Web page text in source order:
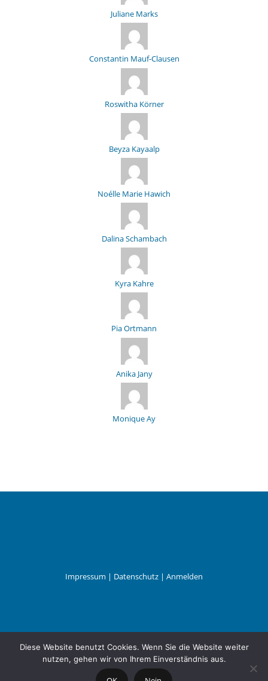
Juliane Marks
Constantin Mauf-Clausen
Roswitha Körner
Beyza Kayaalp
Noélle Marie Hawich
Dalina Schambach
Kyra Kahre
Pia Ortmann
Anika Jany
Monique Ay
Impressum | Datenschutz | Anmelden
Diese Website benutzt Cookies. Wenn Sie die Website weiter
nutzen, gehen wir von Ihrem Einverständnis aus.